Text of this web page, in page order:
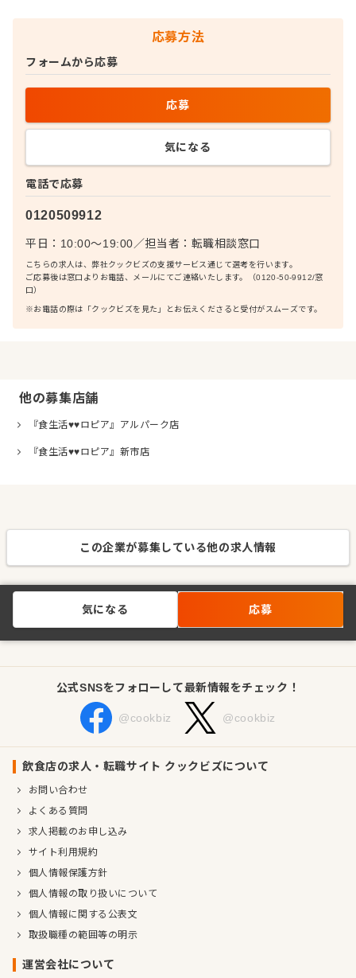
応募方法
電話で応募
0120509912
平日：10:00〜19:00／担当者： 転職相談窓口
こちらの求人は、弊社クックビズの支援サービス通じて選考を行います。
ご応募後は窓口よりお電話、メールにてご連絡いたします。（0120-50-9912/窓
口）
※お電話の際は「クックビズを見た」とお伝えくださると受付がスムーズです。
フォームから応募
応募
気になる
他の募集店舗
『食生活♥♥ロピア』アルパーク店
『食生活♥♥ロピア』新市店
この企業が募集している他の求人情報
気になる 応募
公式SNSをフォローして最新情報をチェック！
@cookbiz @cookbiz
飲食店の求人・転職サイト クックビズについて
お問い合わせ
よくある質問
求人掲載のお申し込み
サイト利用規約
個人情報保護方針
個人情報の取り扱いについて
個人情報に関する公表文
取扱職種の範囲等の明示
運営会社について